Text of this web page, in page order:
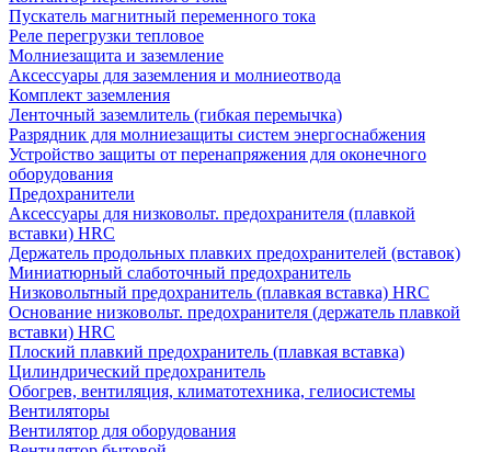
Пускатель магнитный переменного тока
Реле перегрузки тепловое
Молниезащита и заземление
Аксессуары для заземления и молниеотвода
Комплект заземления
Ленточный заземлитель (гибкая перемычка)
Разрядник для молниезащиты систем энергоснабжения
Устройство защиты от перенапряжения для оконечного
оборудования
Предохранители
Аксессуары для низковольт. предохранителя (плавкой
вставки) HRC
Держатель продольных плавких предохранителей (вставок)
Миниатюрный слаботочный предохранитель
Низковольтный предохранитель (плавкая вставка) HRC
Основание низковольт. предохранителя (держатель плавкой
вставки) HRC
Плоский плавкий предохранитель (плавкая вставка)
Цилиндрический предохранитель
Обогрев, вентиляция, климатотехника, гелиосистемы
Вентиляторы
Вентилятор для оборудования